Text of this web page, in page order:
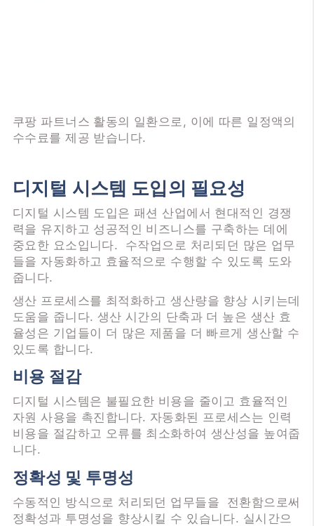
쿠팡 파트너스 활동의 일환으로, 이에 따른 일정액의
수수료를 제공 받습니다.
디지털 시스템 도입의 필요성
디지털 시스템 도입은 패션 산업에서 현대적인 경쟁
력을 유지하고 성공적인 비즈니스를 구축하는 데에
중요한 요소입니다. 수작업으로 처리되던 많은 업무
들을 자동화하고 효율적으로 수행할 수 있도록 도와
줍니다.
생산 프로세스를 최적화하고 생산량을 향상 시키는데
도움을 줍니다. 생산 시간의 단축과 더 높은 생산 효
율성은 기업들이 더 많은 제품을 더 빠르게 생산할 수
있도록 합니다.
비용 절감
디지털 시스템은 불필요한 비용을 줄이고 효율적인
자원 사용을 촉진합니다. 자동화된 프로세스는 인력
비용을 절감하고 오류를 최소화하여 생산성을 높여줍
니다.
정확성 및 투명성
수동적인 방식으로 처리되던 업무들을 전환함으로써
정확성과 투명성을 향상시킬 수 있습니다. 실시간으